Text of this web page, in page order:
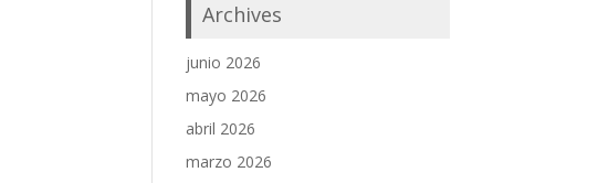
Archives
junio 2026
mayo 2026
abril 2026
marzo 2026